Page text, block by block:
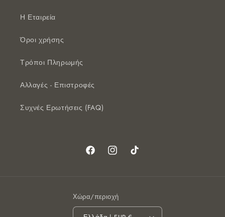
Η Εταιρεία
Όροι χρήσης
Τρόποι Πληρωμής
Αλλαγές - Επιστροφές
Συχνές Ερωτήσεις (FAQ)
FacebookInstagramTikTok
Χώρα/περιοχή